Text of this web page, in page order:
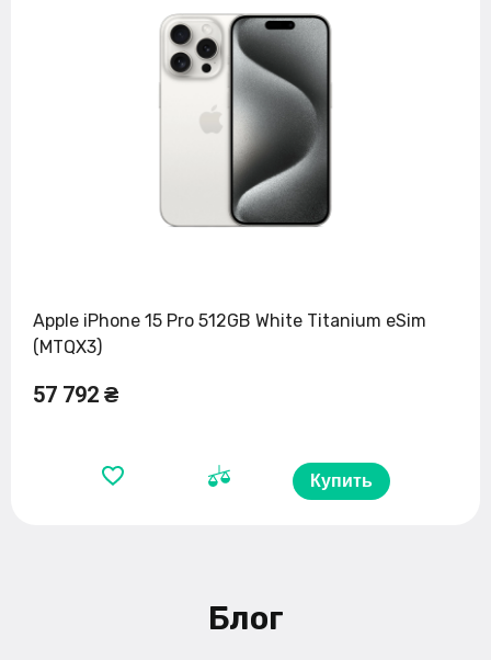
Apple iPhone 15 Pro 512GB White Titanium eSim
(MTQX3)
57 792 ₴
Купить
Блог